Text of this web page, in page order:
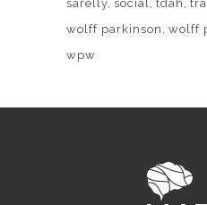
sarelly social tdah
wolff parkinson wolff
wpw